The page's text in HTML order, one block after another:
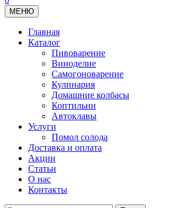
МЕНЮ
Главная
Каталог
Пивоварение
Виноделие
Самогоноварение
Кулинария
Домашние колбасы
Коптильни
Автоклавы
Услуги
Помол солода
Доставка и оплата
Акции
Статьи
О нас
Контакты